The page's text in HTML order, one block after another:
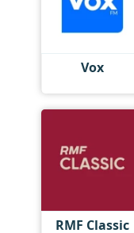
Vox
RMF Classic